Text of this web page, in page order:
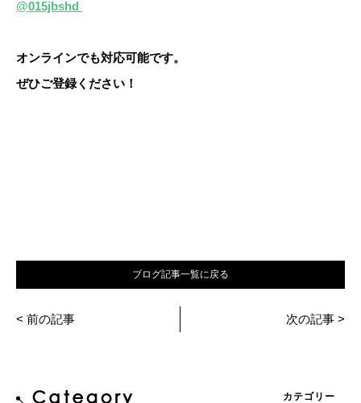
@015jbshd
オンラインでも対応可能です。
ぜひご登録ください！
ブログ記事一覧に戻る
< 前の記事 次の記事 >
カテゴリー